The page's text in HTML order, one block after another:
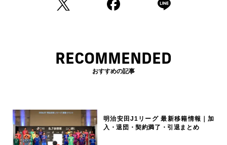
RECOMMENDED
おすすめの記事
明治安田J1リーグ 最新移籍情報｜加
入・退団・契約満了・引退まとめ